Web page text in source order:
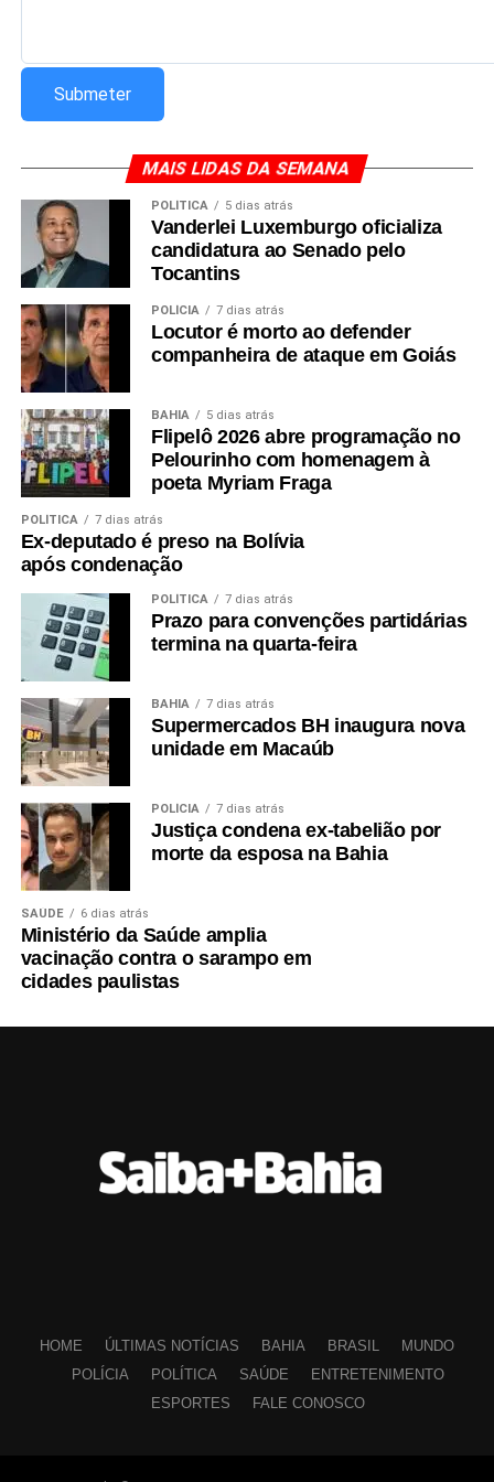
MAIS LIDAS DA SEMANA
POLÍTICA 5 dias atrás
Vanderlei Luxemburgo oficializa
candidatura ao Senado pelo
Tocantins
POLÍCIA 7 dias atrás
Locutor é morto ao defender
companheira de ataque em Goiás
BAHIA 5 dias atrás
Flipelô 2026 abre programação no
Pelourinho com homenagem à
poeta Myriam Fraga
POLÍTICA 7 dias atrás
Ex-deputado é preso na Bolívia
após condenação
POLÍTICA 7 dias atrás
Prazo para convenções partidárias
termina na quarta-feira
BAHIA 7 dias atrás
Supermercados BH inaugura nova
unidade em Macaúb
POLÍCIA 7 dias atrás
Justiça condena ex-tabelião por
morte da esposa na Bahia
SAÚDE 6 dias atrás
Ministério da Saúde amplia
vacinação contra o sarampo em
cidades paulistas
HOME ÚLTIMAS NOTÍCIAS BAHIA BRASIL
MUNDO
POLÍCIA
POLÍTICA SAÚDE
ENTRETENIMENTO
ESPORTES
FALE CONOSCO